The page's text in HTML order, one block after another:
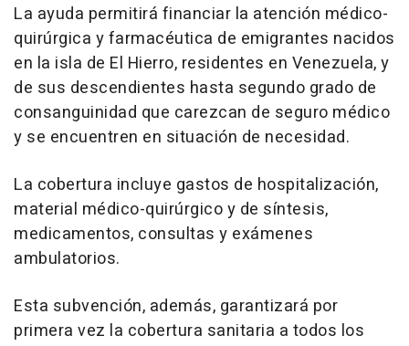
La ayuda permitirá financiar la atención médico-
quirúrgica y farmacéutica de emigrantes nacidos
en la isla de El Hierro, residentes en Venezuela, y
de sus descendientes hasta segundo grado de
consanguinidad que carezcan de seguro médico
y se encuentren en situación de necesidad.
La cobertura incluye gastos de hospitalización,
material médico-quirúrgico y de síntesis,
medicamentos, consultas y exámenes
ambulatorios.
Esta subvención, además, garantizará por
primera vez la cobertura sanitaria a todos los